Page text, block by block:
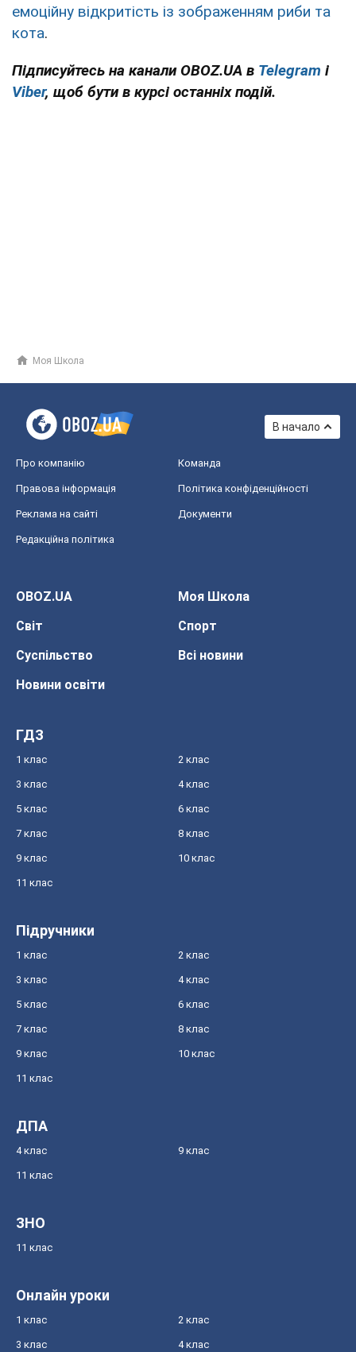
емоційну відкритість із зображенням риби та
кота.
Підписуйтесь на канали OBOZ.UA в Telegram і
Viber, щоб бути в курсі останніх подій.
Моя Школа
В начало
Про компанію Команда
Правова інформація Політика конфіденційності
Реклама на сайті Документи
Редакційна політика
OBOZ.UA
Моя Школа
Світ
Спорт
Суспільство
Всі новини
Новини освіти
ГДЗ
1 клас 2 клас
3 клас 4 клас
5 клас 6 клас
7 клас 8 клас
9 клас 10 клас
11 клас
Підручники
1 клас 2 клас
3 клас 4 клас
5 клас 6 клас
7 клас 8 клас
9 клас 10 клас
11 клас
ДПА
4 клас 9 клас
11 клас
ЗНО
11 клас
Онлайн уроки
1 клас 2 клас
3 клас 4 клас